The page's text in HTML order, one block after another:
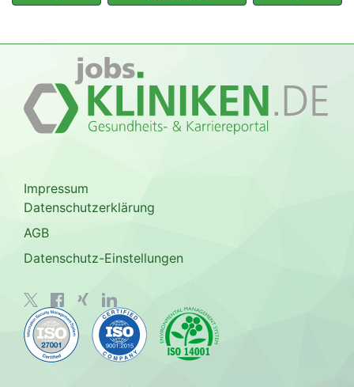
Impressum
Datenschutzerklärung
AGB
Datenschutz-Einstellungen